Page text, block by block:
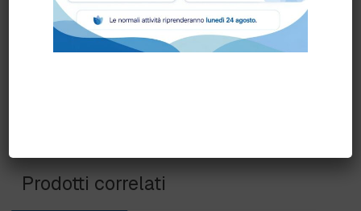
Prodotti correlati